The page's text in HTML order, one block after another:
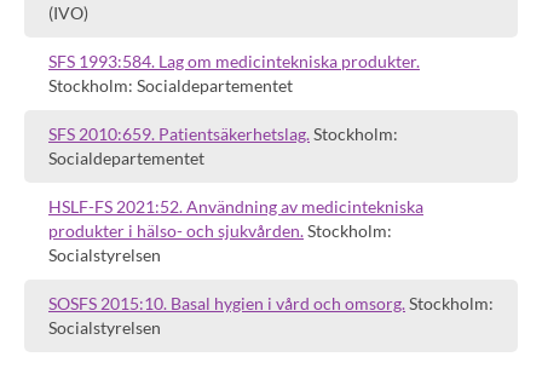
(IVO)
SFS 1993:584. Lag om medicintekniska produkter.
Stockholm: Socialdepartementet
SFS 2010:659. Patientsäkerhetslag.Stockholm:
Socialdepartementet
HSLF-FS 2021:52. Användning av medicintekniska
produkter i hälso- och sjukvården.Stockholm:
Socialstyrelsen
SOSFS 2015:10. Basal hygien i vård och omsorg.Stockholm:
Socialstyrelsen